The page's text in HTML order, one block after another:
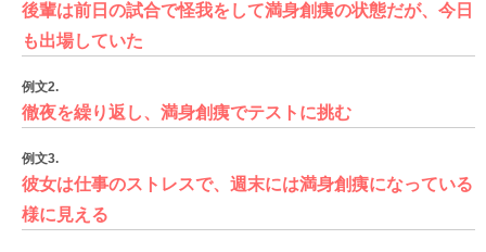
後輩は前日の試合で怪我をして満身創痍の状態だが、今日
も出場していた
例文2.
徹夜を繰り返し、満身創痍でテストに挑む
例文3.
彼女は仕事のストレスで、週末には満身創痍になっている
様に見える